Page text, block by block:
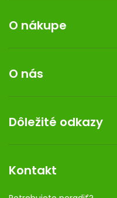
O nákupe
Reklamácia a vrátenie
Doprava a platba
Darček k nákupu
O nás
Kontakt
Dermocentrum
Dôležité odkazy
Rozhodnutie na prevádzku
Registrácia
Kontakt